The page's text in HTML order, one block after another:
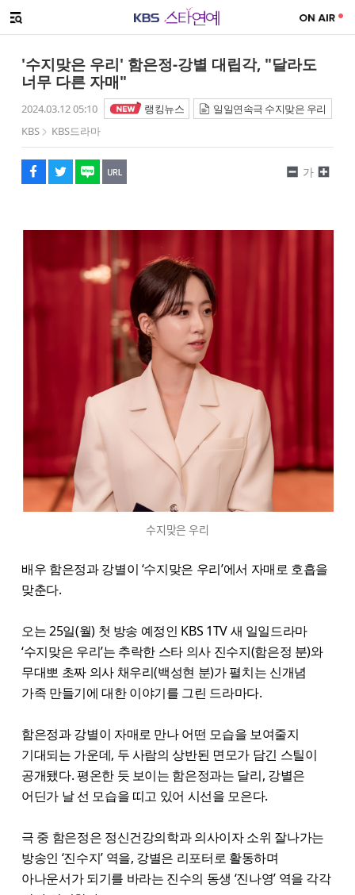
메뉴 열기
'수지맞은 우리' 함은정-강별 대립각, "달라도
너무 다른 자매"
2024.03.12 05:10 랭킹뉴스
일일연속극 수지맞은 우리
KBS
KBS드라마
페이스북
트위터
네이버
URL복사
글씨 작게보기
가
글씨 크게보기
수지맞은 우리
배우 함은정과 강별이 ‘수지맞은 우리’에서 자매로 호흡을
맞춘다.
오는 25일(월) 첫 방송 예정인 KBS 1TV 새 일일드라마
‘수지맞은 우리’는 추락한 스타 의사 진수지(함은정 분)와
무대뽀 초짜 의사 채우리(백성현 분)가 펼치는 신개념
가족 만들기에 대한 이야기를 그린 드라마다.
함은정과 강별이 자매로 만나 어떤 모습을 보여줄지
기대되는 가운데, 두 사람의 상반된 면모가 담긴 스틸이
공개됐다. 평온한 듯 보이는 함은정과는 달리, 강별은
어딘가 날 선 모습을 띠고 있어 시선을 모은다.
극 중 함은정은 정신건강의학과 의사이자 소위 잘나가는
방송인 ‘진수지’ 역을, 강별은 리포터로 활동하며
아나운서가 되기를 바라는 진수의 동생 ‘진나영’ 역을 각각